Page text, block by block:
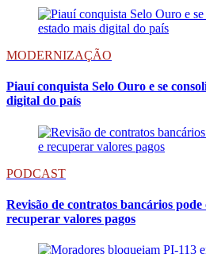
MODERNIZAÇÃO
Piauí conquista Selo Ouro e se
digital do país
PODCAST
Revisão de contratos bancários
recuperar valores pagos